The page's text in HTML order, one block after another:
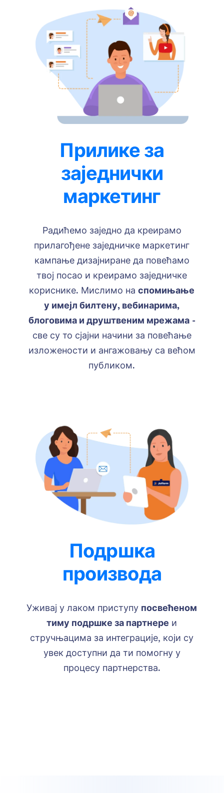
Прилике за
заједнички
маркетинг
Радићемо заједно да креирамо
прилагођене заједничке маркетинг
кампање дизајниране да повећамо
твој посао и креирамо заједничке
кориснике. Мислимо наспомињање
у имејл билтену, вебинарима,
блоговима и друштвеним мрежама-
све су то сјајни начини за повећање
изложености и ангажовању са већом
публиком.
Подршка
производа
Уживај у лаком приступу посвећеном
тиму подршке за партнере и
стручњацима за интеграције, који су
увек доступни да ти помогну у
процесу партнерства.